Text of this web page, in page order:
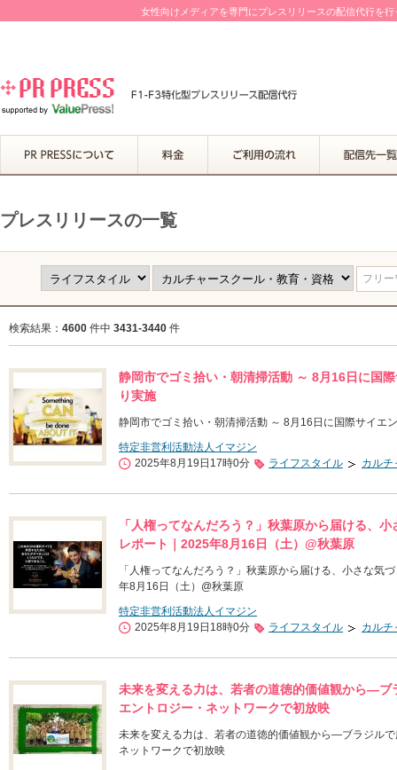
女性向けメディアを専門にプレスリリースの配信代行を
プレスリリースの一覧
フリ
検索結果： 4600 件中 3431-3440 件
静岡市でゴミ拾い・朝清掃活動 ～ 8月16日に国
り実施
静岡市でゴミ拾い・朝清掃活動 ～ 8月16日に国際サイエ
特定非営利活動法人イマジン
2025年8月19日17時0分
ライフスタイル カルチ
「人権ってなんだろう？」秋葉原から届ける、
レポート｜2025年8月16日（土）@秋葉原
「人権ってなんだろう？」秋葉原から届ける、小さな気
年8月16日（土）@秋葉原
特定非営利活動法人イマジン
2025年8月19日18時0分
ライフスタイル カルチ
未来を変える力は、若者の道徳的価値観から—
エントロジー・ネットワークで初放映
未来を変える力は、若者の道徳的価値観から—ブラジル
ネットワークで初放映